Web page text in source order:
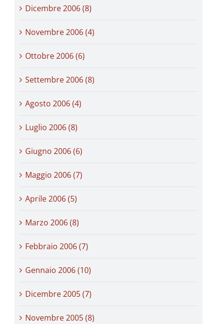
Dicembre 2006 (8)
Novembre 2006 (4)
Ottobre 2006 (6)
Settembre 2006 (8)
Agosto 2006 (4)
Luglio 2006 (8)
Giugno 2006 (6)
Maggio 2006 (7)
Aprile 2006 (5)
Marzo 2006 (8)
Febbraio 2006 (7)
Gennaio 2006 (10)
Dicembre 2005 (7)
Novembre 2005 (8)